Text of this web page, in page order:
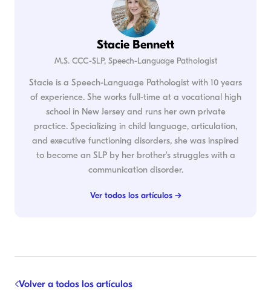
Stacie Bennett
M.S. CCC-SLP, Speech-Language Pathologist
Stacie is a Speech-Language Pathologist with 10 years
of experience. She works full-time at a vocational high
school in New Jersey and runs her own private
practice. Specializing in child language, articulation,
and executive functioning disorders, she was inspired
to become an SLP by her brother's struggles with a
communication disorder.
Ver todos los artículos →
Volver a todos los artículos